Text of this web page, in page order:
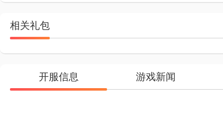
相关礼包
开服信息 游戏新闻